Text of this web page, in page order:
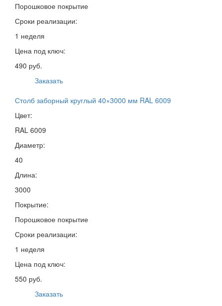
Порошковое покрытие
Сроки реализации:
1 неделя
Цена под ключ:
490 руб.
Заказать
Столб заборный круглый 40×3000 мм RAL 6009
Цвет:
RAL 6009
Диаметр:
40
Длина:
3000
Покрытие:
Порошковое покрытие
Сроки реализации:
1 неделя
Цена под ключ:
550 руб.
Заказать